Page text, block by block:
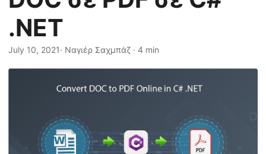
γ
η
σ
η
ς
.NET
July 10, 2021· Ναγιέρ Σαχμπάζ · 4 min